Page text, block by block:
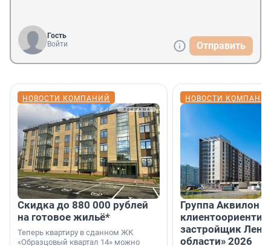
Гость
Войти
Отправить
НОВОСТИ КОМПАНИЙ
Скидка до 880 000 рублей
на готовое жильё*
Теперь квартиру в сданном ЖК
«Образцовый квартал 14» можно
НОВОСТИ
Группа Аквилон
застройщик
области» 2026